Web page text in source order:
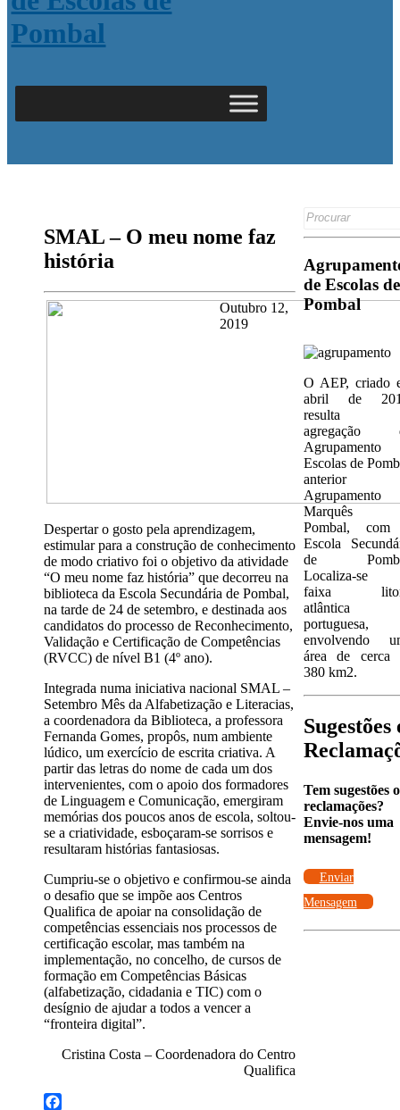
SMAL – O meu nome faz
história
Outubro 12,
2019
Despertar o gosto pela aprendizagem,
estimular para a construção de conhecimento
de modo criativo foi o objetivo da atividade
“O meu nome faz história” que decorreu na
biblioteca da Escola Secundária de Pombal,
na tarde de 24 de setembro, e destinada aos
candidatos do processo de Reconhecimento,
Validação e Certificação de Competências
(RVCC) de nível B1 (4º ano).
Integrada numa iniciativa nacional SMAL –
Setembro Mês da Alfabetização e Literacias,
a coordenadora da Biblioteca, a professora
Fernanda Gomes, propôs, num ambiente
lúdico, um exercício de escrita criativa. A
partir das letras do nome de cada um dos
intervenientes, com o apoio dos formadores
de Linguagem e Comunicação, emergiram
memórias dos poucos anos de escola, soltou-
se a criatividade, esboçaram-se sorrisos e
resultaram histórias fantasiosas.
Cumpriu-se o objetivo e confirmou-se ainda
o desafio que se impõe aos Centros
Qualifica de apoiar na consolidação de
competências essenciais nos processos de
certificação escolar, mas também na
implementação, no concelho, de cursos de
formação em Competências Básicas
(alfabetização, cidadania e TIC) com o
desígnio de ajudar a todos a vencer a
“fronteira digital”.
Cristina Costa – Coordenadora do Centro
Qualifica
Search
de Escolas de
Pombal
O AEP, criado
abril de
resulta
agregação
Agrupamento
Escolas de
anterior
Agrupamento
Marquês
Pombal,
Escola
de
Localiza-se
faixa
atlântica
portuguesa,
envolvendo
área de cerca
380 km2.
Sugestões
Tem sugestões
reclamações?
Envie-nos uma
mensagem!
Enviar
Mensagem